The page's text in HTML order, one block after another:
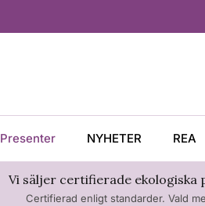
Presenter NYHETER REA
Vi säljer certifierade ekologiska
Certifierad enligt standarder. Vald